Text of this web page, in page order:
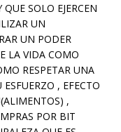
SOLO EJERCEN
UN
UN PODER
LA VIDA COMO
RESPETAR UNA
, EFECTO
,
POR BIT